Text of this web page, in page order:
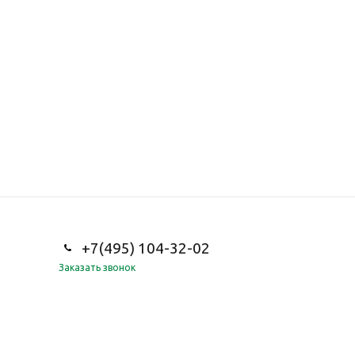
+7(495) 104-32-02
Заказать звонок